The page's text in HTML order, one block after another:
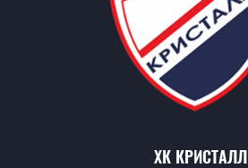
ХК КРИСТАЛЛ